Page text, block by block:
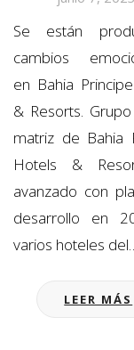
Se están
cambios
en Bahia
& Resorts.
matriz de Bahia
Hotels &
avanzado con
desarrollo en
varios hoteles
LEER MÁS